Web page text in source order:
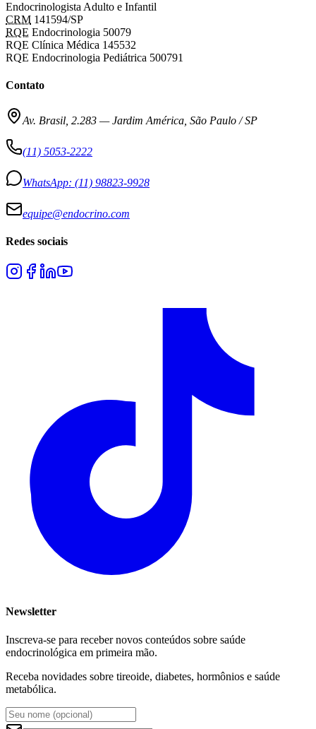
Endocrinologista Adulto e Infantil
CRM 141594/SP
RQE Endocrinologia 50079
RQE Clínica Médica 145532
RQE Endocrinologia Pediátrica 500791
Contato
Av. Brasil, 2.283 —Jardim América, São Paulo / SP
(11) 5053-2222
WhatsApp: (11) 98823-9928
equipe@endocrino.com
Redes sociais
Newsletter
Inscreva-se para receber novos conteúdos sobre saúde
endocrinológica em primeira mão.
Receba novidades sobre tireoide, diabetes, hormônios e saúde
metabólica.